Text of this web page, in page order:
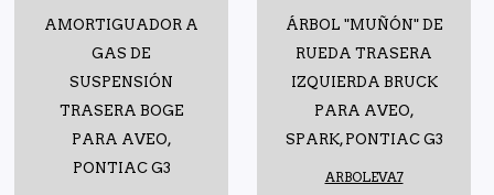
AMORTIGUADOR A
GAS DE
SUSPENSIÓN
TRASERA BOGE
PARA AVEO,
PONTIAC G3
ÁRBOL "MUÑÓN" DE
RUEDA TRASERA
IZQUIERDA BRUCK
PARA AVEO,
SPARK, PONTIAC G3
ARBOLEVA7